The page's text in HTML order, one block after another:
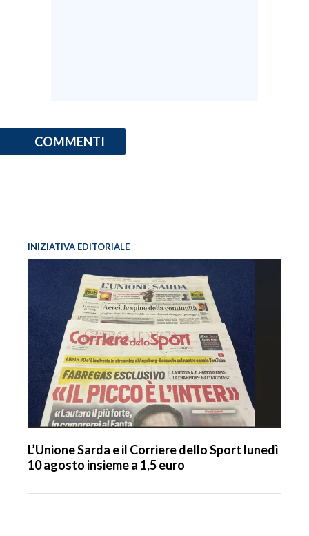
COMMENTI
INIZIATIVA EDITORIALE
L’Unione Sarda e il Corriere dello Sport lunedì
10 agosto insieme a 1,5 euro